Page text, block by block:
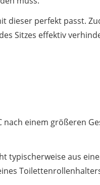
dieser perfekt passt.
Sitzes effektiv
nach einem größeren
typischerweise aus